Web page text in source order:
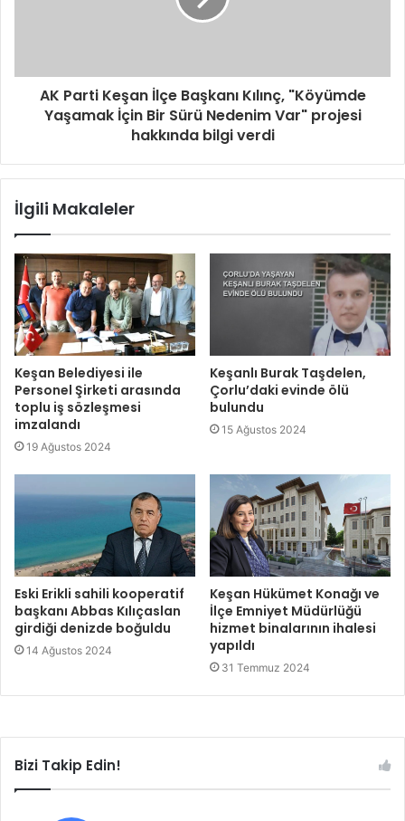
AK Parti Keşan İlçe Başkanı Kılınç, "Köyümde
Yaşamak İçin Bir Sürü Nedenim Var" projesi
hakkında bilgi verdi
İlgili Makaleler
Keşan Belediyesi ile
Personel Şirketi arasında
toplu iş sözleşmesi
imzalandı
19 Ağustos 2024
Keşanlı Burak Taşdelen,
Çorlu’daki evinde ölü
bulundu
15 Ağustos 2024
Eski Erikli sahili kooperatif
başkanı Abbas Kılıçaslan
girdiği denizde boğuldu
14 Ağustos 2024
Keşan Hükümet Konağı ve
İlçe Emniyet Müdürlüğü
hizmet binalarının ihalesi
yapıldı
31 Temmuz 2024
Bizi Takip Edin!